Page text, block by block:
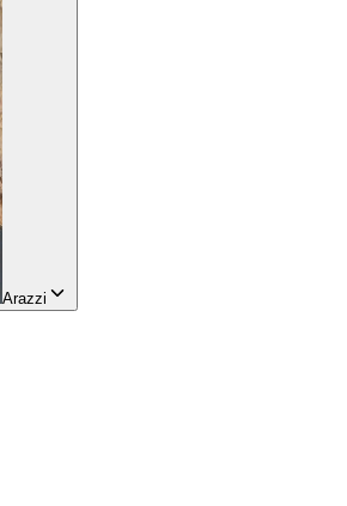
Arazzi